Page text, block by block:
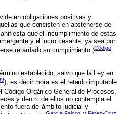
en obligaciones positivas y
que consisten en abstenerse de
que el incumplimiento de estas
y el lucro cesante, ya sea por
retardado su cumplimiento (Código
establecido, salvo que la Ley en
), es decir mora es el retardo imputable
Código Orgánico General de Procesos,
y dentro de ellos no contempla el
fuera del ámbito judicial y